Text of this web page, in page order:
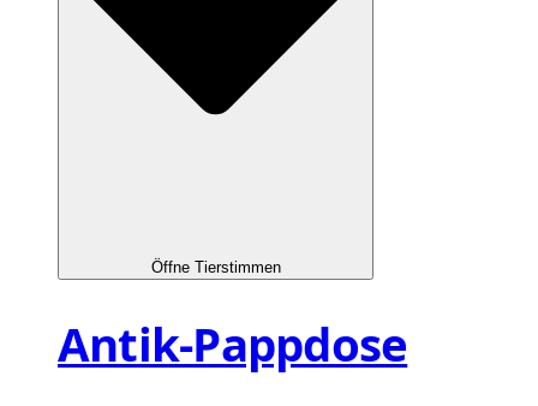
Öffne Tierstimmen
Antik-Pappdose